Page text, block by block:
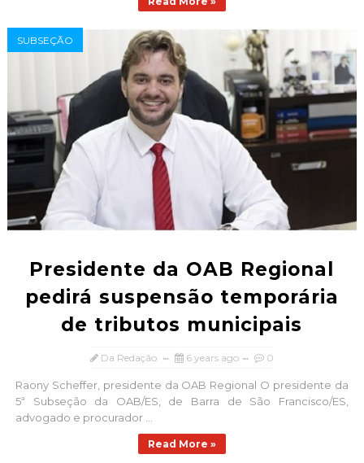
SUBSEÇÃO
Presidente da OAB Regional
pedirá suspensão temporária
de tributos municipais
Da Redação 6 years ago 0
Raony Scheffer, presidente da OAB Regional O presidente da
5ª Subseção da OAB/ES, de Barra de São Francisco/ES,
advogado e procurador ...
Read More »